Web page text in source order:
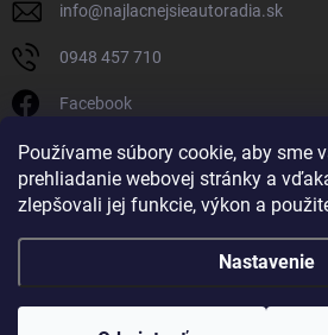
Používame súbory cookie, aby sme
prehliadanie webovej stránky a
zlepšovali jej funkcie, výkon a
Nastavenie
info@najlacnejsieautoradia.sk
0948 457 710
Facebook
najlacnejsieautoradia.sk
Youtube
Copyright 2026Najlacnejsieautoradia.sk.